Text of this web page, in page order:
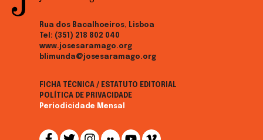
Rua dos Bacalhoeiros, Lisboa
Tel: (351) 218 802 040
www.josesaramago.org
blimunda@josesaramago.org
FICHA TÉCNICA / ESTATUTO EDITORIAL
POLÍTICA DE PRIVACIDADE
Periodicidade Mensal